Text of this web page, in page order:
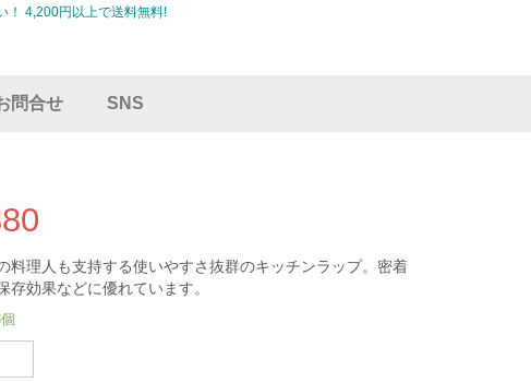
！ 4,200円以上で送料無料!
問合せ SNS
料理人も支持する使いやすさ抜群のキッチンラップ。密着
存効果などに優れています。